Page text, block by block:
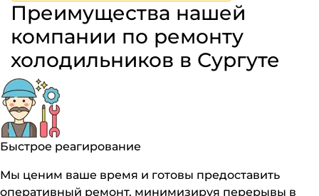
Преимущества нашей
компании по ремонту
холодильников в Сургуте
Быстрое реагирование
Мы ценим ваше время и готовы предоставить
оперативный ремонт, минимизируя перерывы в